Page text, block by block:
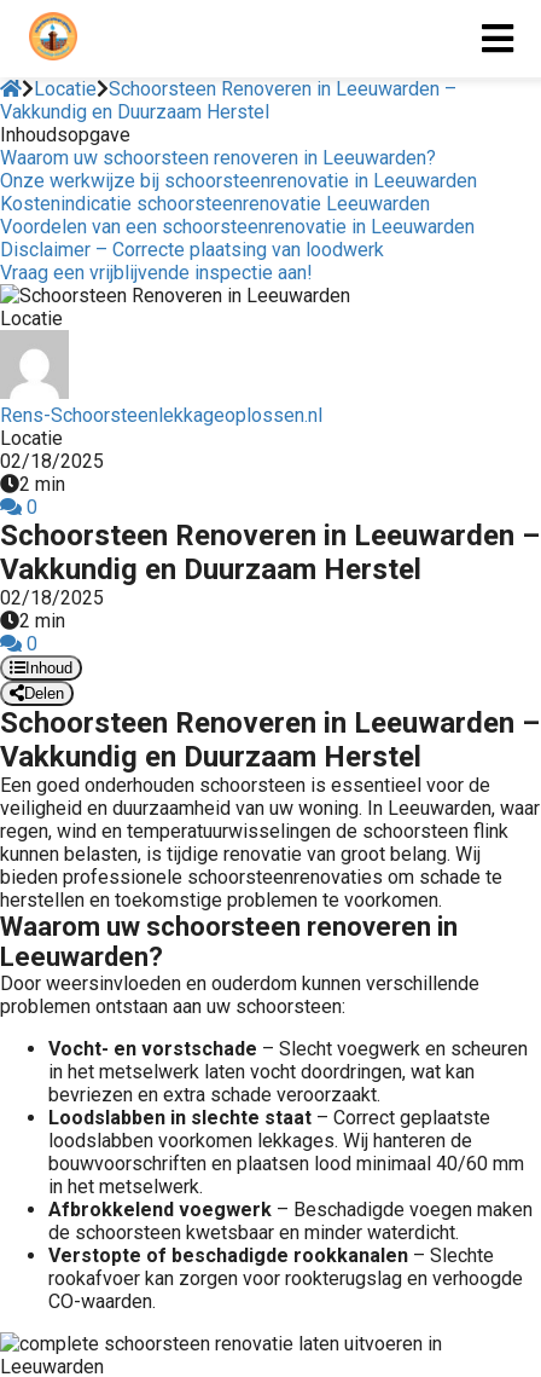
Locatie Schoorsteen Renoveren in Leeuwarden –
Vakkundig en Duurzaam Herstel
Inhoudsopgave
Waarom uw schoorsteen renoveren in Leeuwarden?
Onze werkwijze bij schoorsteenrenovatie in Leeuwarden
Kostenindicatie schoorsteenrenovatie Leeuwarden
Voordelen van een schoorsteenrenovatie in Leeuwarden
Disclaimer – Correcte plaatsing van loodwerk
Vraag een vrijblijvende inspectie aan!
Locatie
Rens-Schoorsteenlekkageoplossen.nl
Locatie
02/18/2025
2 min
0
Schoorsteen Renoveren in Leeuwarden –
Vakkundig en Duurzaam Herstel
02/18/2025
2 min
0
Inhoud
Delen
Schoorsteen Renoveren in Leeuwarden –
Vakkundig en Duurzaam Herstel
Een goed onderhouden schoorsteen is essentieel voor de
veiligheid en duurzaamheid van uw woning. In Leeuwarden, waar
regen, wind en temperatuurwisselingen de schoorsteen flink
kunnen belasten, is tijdige renovatie van groot belang. Wij
bieden professionele schoorsteenrenovaties om schade te
herstellen en toekomstige problemen te voorkomen.
Waarom uw schoorsteen renoveren in
Leeuwarden?
Door weersinvloeden en ouderdom kunnen verschillende
problemen ontstaan aan uw schoorsteen:
Vocht- en vorstschade – Slecht voegwerk en scheuren
in het metselwerk laten vocht doordringen, wat kan
bevriezen en extra schade veroorzaakt.
Loodslabben in slechte staat – Correct geplaatste
loodslabben voorkomen lekkages. Wij hanteren de
bouwvoorschriften en plaatsen lood minimaal 40/60 mm
in het metselwerk.
Afbrokkelend voegwerk – Beschadigde voegen maken
de schoorsteen kwetsbaar en minder waterdicht.
Verstopte of beschadigde rookkanalen – Slechte
rookafvoer kan zorgen voor rookterugslag en verhoogde
CO-waarden.